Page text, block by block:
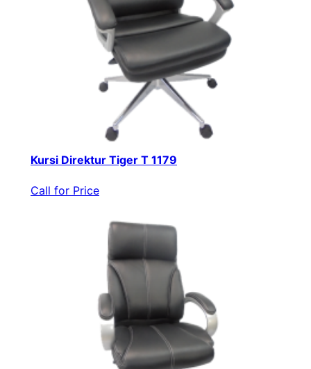
Kursi Direktur Tiger T 1179
Call for Price